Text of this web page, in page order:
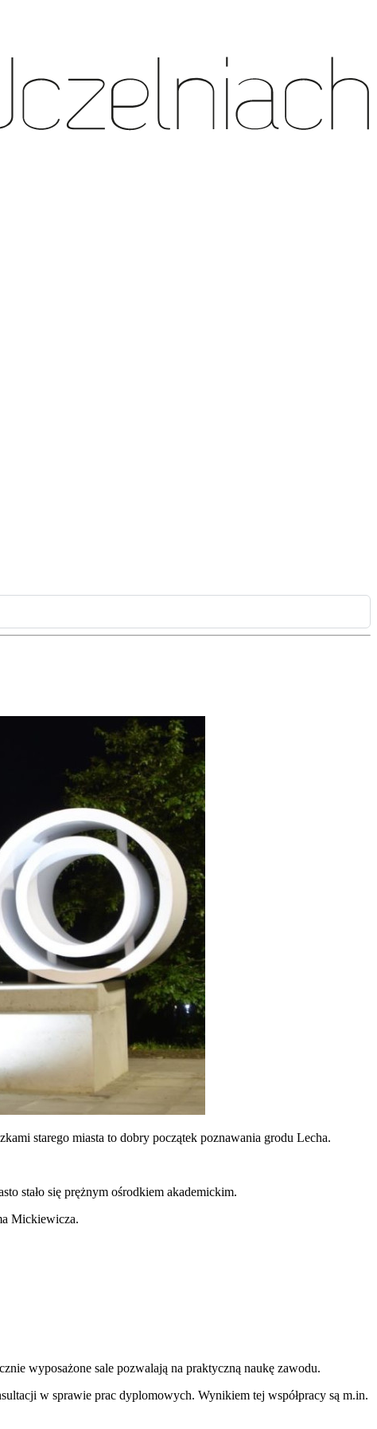
starego miasta to dobry początek poznawania grodu Lecha.
stało się prężnym ośrodkiem akademickim.
Mickiewicza.
wyposażone sale pozwalają na praktyczną naukę zawodu.
w sprawie prac dyplomowych. Wynikiem tej współpracy są m.in.